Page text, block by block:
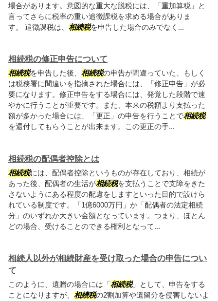
場合があります。意図的な重大な脱税には、「重加算税」と
言ってさらに税率の重い追徴課税を求める場合がありま
す。 追徴課税は、 相続税を申告した場合のみでなく...
相続税の修正申告について
相続税を申告した後、 相続税の申告が間違っていた、もしく
は税務署に間違いを指摘された場合には、「修正申告」が必
要になります。修正申告をする場合には、発覚した段階で速
やかに行うことが重要です。また、本来の税額より支払った
額が多かった場合には、「更正」の申告を行うことで相続税
を還付してもらうことが出来ます。この更正の手...
相続税の配偶者控除とは
相続税には、配偶者控除というものが存在しており、相続が
あった後、配偶者の生活が相続税を支払うことで支障をきた
さないようにある程度の配慮をしますといった目的で設けら
れている制度です。「1億6000万円」か「配偶者の法定相続
分」のいずれか大きい金額となっています。つまり、ほとん
どの場合、受けることのできる権利となって...
相続人以外が相続財産を受け取った場合の申告につい
て
このように、遺贈の場合には「相続税」として、申告をする
ことになりますが、 相続税の2割加算や遺留分を侵害しないよ